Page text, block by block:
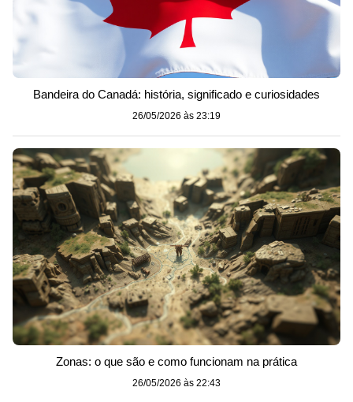
Bandeira do Canadá: história, significado e curiosidades
26/05/2026 às 23:19
Zonas: o que são e como funcionam na prática
26/05/2026 às 22:43